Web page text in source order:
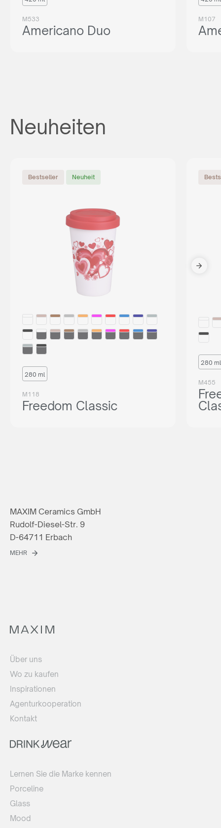
M533
Americano Duo
M107
Neuheiten
Bestseller Neuheit
280 ml
M118
Freedom Classic
280 ml
M455
MAXIM Ceramics GmbH
Rudolf-Diesel-Str. 9
D-64711 Erbach
MEHR
Über uns
Wo zu kaufen
Inspirationen
Agenturkooperation
Kontakt
Lernen Sie die Marke kennen
Porceline
Glass
Mood